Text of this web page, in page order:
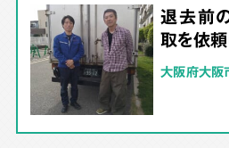
退去前
取を依頼
大阪府大阪